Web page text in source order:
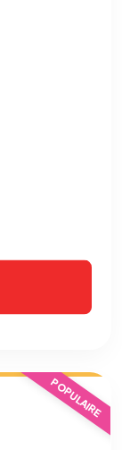
POPULAIRE